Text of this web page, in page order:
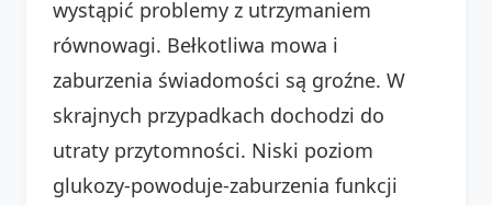
wystąpić problemy z utrzymaniem
równowagi. Bełkotliwa mowa i
zaburzenia świadomości są groźne. W
skrajnych przypadkach dochodzi do
utraty przytomności. Niski poziom
glukozy-powoduje-zaburzenia funkcji